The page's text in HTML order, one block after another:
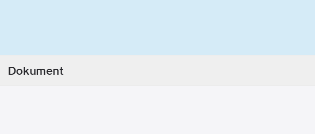
Dokument